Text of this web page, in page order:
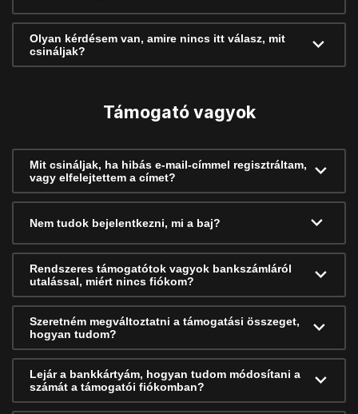
Olyan kérdésem van, amire nincs itt válasz, mit
csináljak?
Támogató vagyok
Mit csináljak, ha hibás e-mail-címmel regisztráltam,
vagy elfelejtettem a címet?
Nem tudok bejelentkezni, mi a baj?
Rendszeres támogatótok vagyok bankszámláról
utalással, miért nincs fiókom?
Szeretném megváltoztatni a támogatási összeget,
hogyan tudom?
Lejár a bankkártyám, hogyan tudom módosítani a
számát a támogatói fiókomban?